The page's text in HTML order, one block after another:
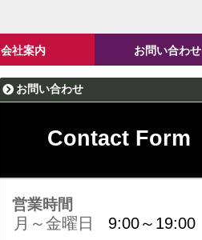
会社案内 お問い合わせ
お問い合わせ
Contact Form
営業時間
月～金曜日 9:00～19:00